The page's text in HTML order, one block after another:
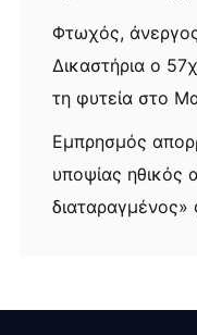
Φτωχός,
Δικαστήρια ο
τη φυτεία στο
Εμπρησμός
υποψίας ηθικός